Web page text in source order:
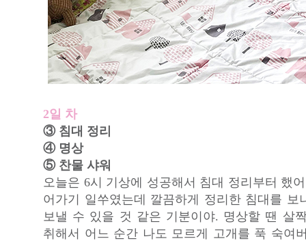
2일 차
③ 침대 정리
④ 명상
⑤ 찬물 샤워
오늘은 6시 기상에 성공해서 침대 정리부터 했
어가기 일쑤였는데 깔끔하게 정리한 침대를 보
보낼 수 있을 것 같은 기분이야. 명상할 땐 살
취해서 어느 순간 나도 모르게 고개를 푹 숙여